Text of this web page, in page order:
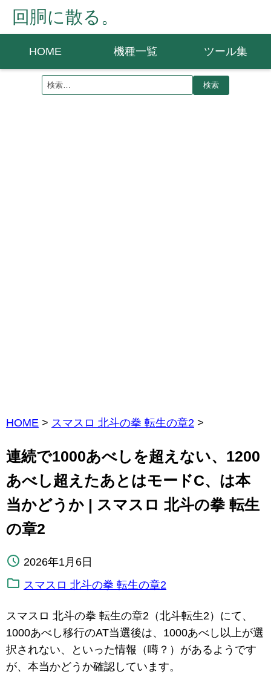
回胴に散る。
HOME 機種一覧 ツール集
HOME > スマスロ 北斗の拳 転生の章2 >
連続で1000あべしを超えない、1200
あべし超えたあとはモードC、は本
当かどうか | スマスロ 北斗の拳 転生
の章2
2026年1月6日
スマスロ 北斗の拳 転生の章2
スマスロ 北斗の拳 転生の章2（北斗転生2）にて、
1000あべし移行のAT当選後は、1000あべし以上が選
択されない、といった情報（噂？）があるようです
が、本当かどうか確認しています。